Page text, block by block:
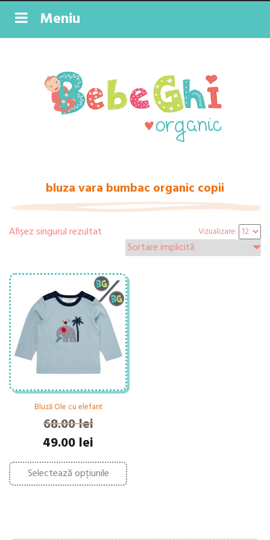
Meniu
bluza vara bumbac organic copii
Afișez singurul rezultat Vizualizare:
Bluză Ole cu elefant
68.00lei
Prețul
inițial
a
fost:
68.00 lei.
49.00 lei
este:
49.00 lei.
Selectează opțiunile
Acest
produs
are
pot